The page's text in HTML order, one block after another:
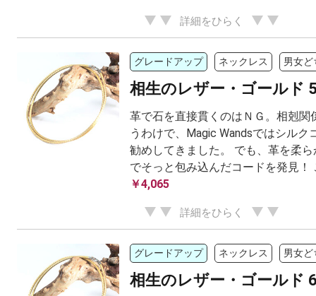
詳細をひらく
グレードアップ ネックレス 男女ど
相生のレザー・ゴールド
革で石を直接貫くのはＮＧ。相剋関
うわけで、Magic Wandsではシルク
勧めしてきました。 でも、革を柔
でそっと包み込んだコードを発見！
￥4,065
詳細をひらく
グレードアップ ネックレス 男女ど
相生のレザー・ゴールド